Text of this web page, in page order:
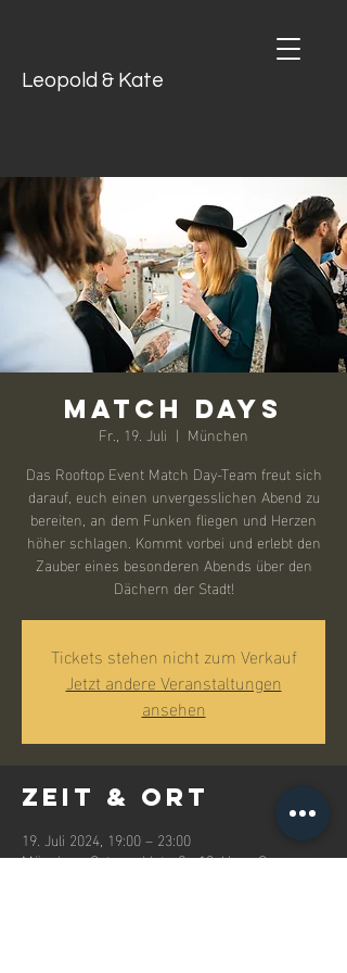
Leopold & Kate
MATCH DAYS
Fr., 19. Juli
  |
München
Das Rooftop Event Match Day-Team freut sich
darauf, euch einen unvergesslichen Abend zu
bereiten, an dem Funken fliegen und Herzen
höher schlagen. Kommt vorbei und erlebt den
Zauber eines besonderen Abends über den
Dächern der Stadt!
Tickets stehen nicht zum Verkauf
Jetzt andere Veranstaltungen
ansehen
Zeit & Ort
19. Juli 2024, 19:00 – 23:00
München, Osterwaldstraße 10, Haus G -